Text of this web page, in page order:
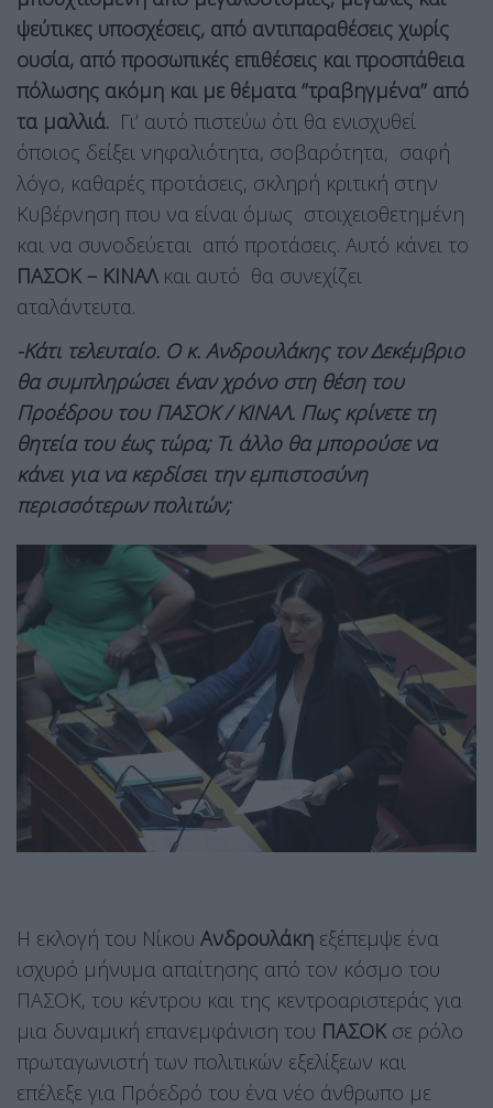
ψεύτικες υποσχέσεις, από αντιπαραθέσεις χωρίς
ουσία, από προσωπικές επιθέσεις και προσπάθεια
πόλωσης ακόμη και με θέματα ‘’τραβηγμένα’’ από
τα μαλλιά. Γι’ αυτό πιστεύω ότι θα ενισχυθεί
όποιος δείξει νηφαλιότητα, σοβαρότητα, σαφή
λόγο, καθαρές προτάσεις, σκληρή κριτική στην
Κυβέρνηση που να είναι όμως στοιχειοθετημένη
και να συνοδεύεται από προτάσεις. Αυτό κάνει το
ΠΑΣΟΚ – ΚΙΝΑΛ και αυτό θα συνεχίζει
αταλάντευτα.
-Κάτι τελευταίο. Ο κ. Ανδρουλάκης τον Δεκέμβριο
θα συμπληρώσει έναν χρόνο στη θέση του
Προέδρου του ΠΑΣΟΚ / ΚΙΝΑΛ. Πως κρίνετε τη
θητεία του έως τώρα; Τι άλλο θα μπορούσε να
κάνει για να κερδίσει την εμπιστοσύνη
περισσότερων πολιτών;
Η εκλογή του Νίκου Ανδρουλάκη εξέπεμψε ένα
ισχυρό μήνυμα απαίτησης από τον κόσμο του
ΠΑΣΟΚ, του κέντρου και της κεντροαριστεράς για
μια δυναμική επανεμφάνιση του ΠΑΣΟΚ σε ρόλο
πρωταγωνιστή των πολιτικών εξελίξεων και
επέλεξε για Πρόεδρό του ένα νέο άνθρωπο με